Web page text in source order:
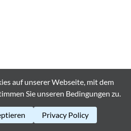
auf unserer Webseite, mit dem
Sie unseren Bedingungen zu.
Privacy Policy